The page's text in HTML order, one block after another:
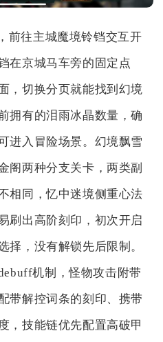
前往主城魔境铃铛交互开
在京城马车旁的固定点
，切换分页就能找到幻境
拥有的泪雨冰晶数量，确
进入冒险场景。幻境飘雪
阁两种分支关卡，两类副
相同，忆中迷境侧重心法
刷出高阶刻印，初次开启
择，没有解锁先后限制。
机制，怪物攻击附带
带解控词条的刻印、携带
，技能链优先配置高破甲